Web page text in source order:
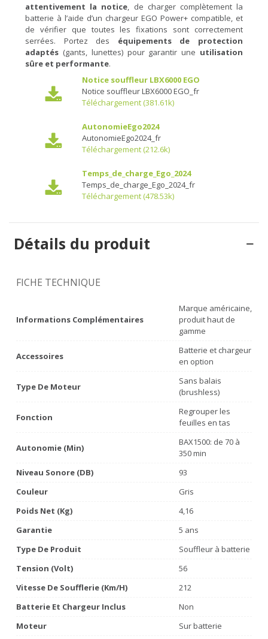
attentivement la notice, de charger complètement la
batterie à l’aide d’un chargeur EGO Power+ compatible, et
de vérifier que toutes les fixations sont correctement
serrées. Portez des équipements de protection
adaptés (gants, lunettes) pour garantir une utilisation
sûre et performante.
Notice souffleur LBX6000 EGO
Notice souffleur LBX6000 EGO_fr
Téléchargement (381.61k)
AutonomieEgo2024
AutonomieEgo2024_fr
Téléchargement (212.6k)
Temps_de_charge_Ego_2024
Temps_de_charge_Ego_2024_fr
Téléchargement (478.53k)
Détails du produit
FICHE TECHNIQUE
Informations Complémentaires
Marque américaine,
produit haut de
gamme
Accessoires
Batterie et chargeur
en option
Type De Moteur
Sans balais
(brushless)
Fonction
Regrouper les
feuilles en tas
Autonomie (min)
BAX1500: de 70 à
350 min
Niveau Sonore (dB)
93
Couleur
Gris
Poids Net (Kg)
4,16
Garantie
5 ans
Type De Produit
Souffleur à batterie
Tension (volt)
56
Vitesse De Soufflerie (km/h)
212
Batterie Et Chargeur Inclus
Non
Moteur
Sur batterie